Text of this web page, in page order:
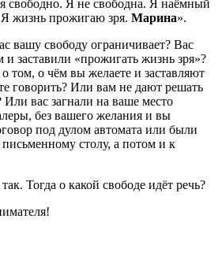
свободно. Я не свободна. Я наёмный
жизнь прожигаю зря. Марина».
вашу свободу ограничивает? Вас
и заставили «прожигать жизнь зря»?
том, о чём вы желаете и заставляют
говорить? Или вам не дают решать
Или вас загнали на ваше место
без вашего желания и вы
под дулом автомата или были
столу, а потом и к
Тогда о какой свободе идёт речь?